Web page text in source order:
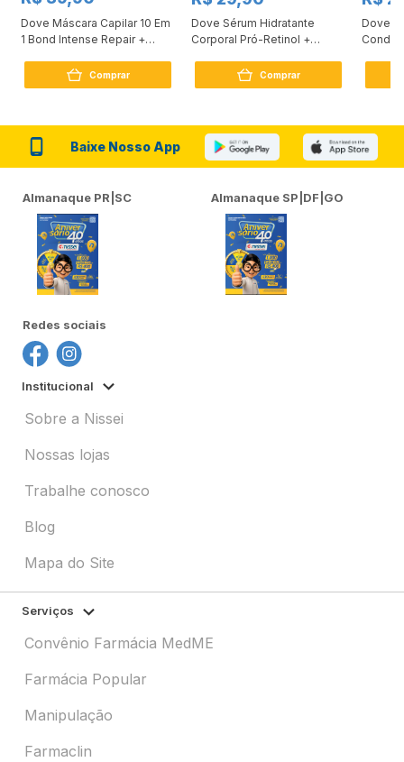
Dove Máscara Capilar 10 Em
1 Bond Intense Repair +
Comprar
Dove Sérum Hidratante
Corporal Pró-Retinol +
Comprar
Dove
Baixe Nosso App
Almanaque PR|SC Almanaque SP|DF|GO
Redes sociais
Institucional
Sobre a Nissei
Nossas lojas
Trabalhe conosco
Blog
Mapa do Site
Serviços
Convênio Farmácia MedME
Farmácia Popular
Manipulação
Farmaclin